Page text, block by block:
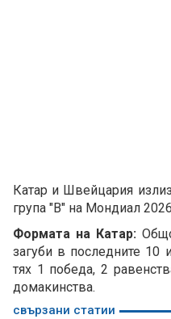
Катар и Швейцария
група "В" на Мондиал
Формата на Катар:
загуби в последните 10
тях 1 победа, 2
домакинства.
свързани статии